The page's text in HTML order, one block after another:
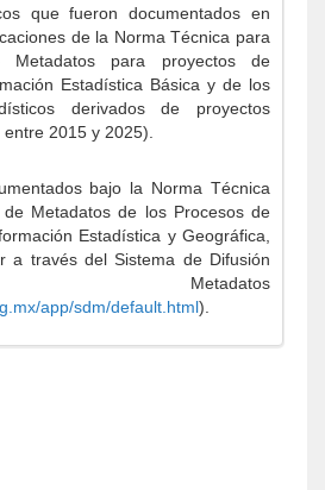
que fueron documentados en
de la Norma Técnica para
Metadatos para proyectos de
Estadística Básica y de los
derivados de proyectos
2015 y 2025).
bajo la Norma Técnica
Metadatos de los Procesos de
Estadística y Geográfica,
a través del Sistema de Difusión
app/sdm/default.html).